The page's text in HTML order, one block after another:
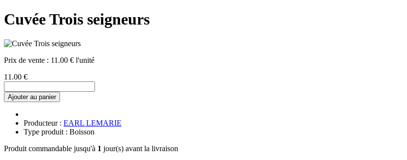
Cuvée Trois seigneurs
Prix de vente : 11.00 € l'unité
11.00 €
Ajouter au panier
Producteur : EARL LEMARIE
Type produit : Boisson
Produit commandable jusqu'à 1 jour(s) avant la livraison